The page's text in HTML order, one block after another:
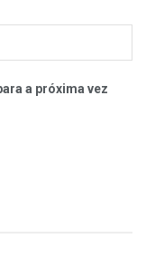
a próxima vez